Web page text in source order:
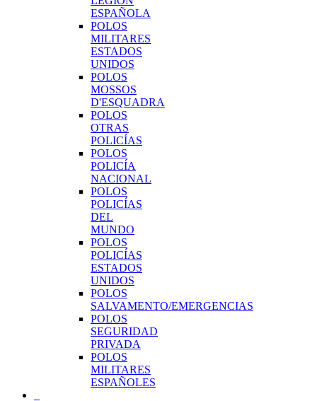
ESPAÑOLA
POLOS
MILITARES
ESTADOS
UNIDOS
POLOS
MOSSOS
D'ESQUADRA
POLOS
OTRAS
POLICÍAS
POLOS
POLICÍA
NACIONAL
POLOS
POLICÍAS
DEL
MUNDO
POLOS
POLICÍAS
ESTADOS
UNIDOS
POLOS
SALVAMENTO/EMERGENCIAS
POLOS
SEGURIDAD
PRIVADA
POLOS
MILITARES
ESPAÑOLES